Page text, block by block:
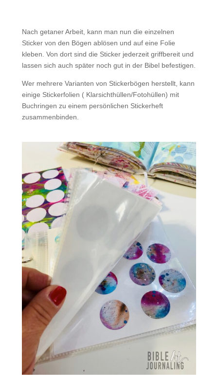
Nach getaner Arbeit, kann man nun die einzelnen
Sticker von den Bögen ablösen und auf eine Folie
kleben. Von dort sind die Sticker jederzeit griffbereit und
lassen sich auch später noch gut in der Bibel befestigen.
Wer mehrere Varianten von Stickerbögen herstellt, kann
einige Stickerfolien ( Klarsichthüllen/Fotohüllen) mit
Buchringen zu einem persönlichen Stickerheft
zusammenbinden.